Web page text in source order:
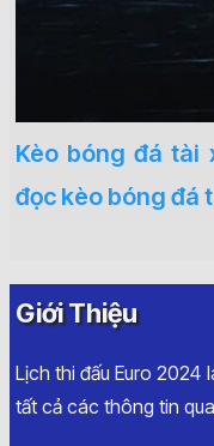
Kèo bóng đá tài
đọc kèo bóng đá
Giới Thiệu
Lịch thi đấu Euro 2024
tất cả các thông tin